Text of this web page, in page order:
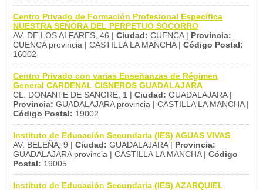
Centro Privado de Formación Profesional Específica
NUESTRA SEÑORA DEL PERPETUO SOCORRO
AV. DE LOS ALFARES, 46 | Ciudad: CUENCA | Provincia:
CUENCA provincia | CASTILLA LA MANCHA | Código Postal:
16002
Centro Privado con varias Enseñanzas de Régimen
General CARDENAL CISNEROS GUADALAJARA
CL. DONANTE DE SANGRE, 1 | Ciudad: GUADALAJARA |
Provincia: GUADALAJARA provincia | CASTILLA LA MANCHA |
Código Postal: 19002
Instituto de Educación Secundaria (IES) AGUAS VIVAS
AV. BELEÑA, 9 | Ciudad: GUADALAJARA | Provincia:
GUADALAJARA provincia | CASTILLA LA MANCHA | Código
Postal: 19005
Instituto de Educación Secundaria (IES) AZARQUIEL